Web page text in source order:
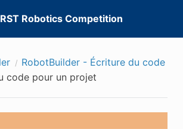
Robotics Competition
RobotBuilder - Écriture du code
code pour un projet